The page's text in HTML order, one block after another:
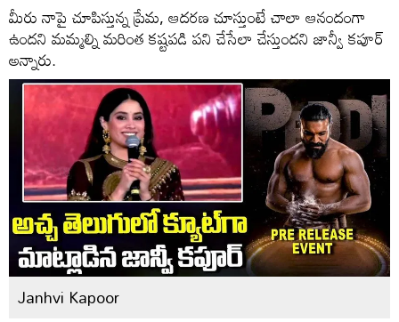
మీరు నాపై చూపిస్తున్న ప్రేమ, ఆదరణ చూస్తుంటే చాలా ఆనందంగా
ఉందని మమ్మల్ని మరింత కష్టపడి పని చేసేలా చేస్తుందని జాన్వీ కపూర్
అన్నారు.
Janhvi Kapoor